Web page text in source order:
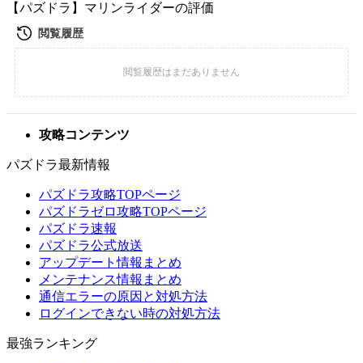
【パズドラ】マリンライダーの評価
攻略コンテンツ
パズドラ最新情報
パズドラ攻略TOPページ
パズドラゼロ攻略TOPページ
パズドラ速報
パズドラ公式放送
アップデート情報まとめ
メンテナンス情報まとめ
通信エラーの原因と対処方法
ログインできない時の対処方法
最強ランキング